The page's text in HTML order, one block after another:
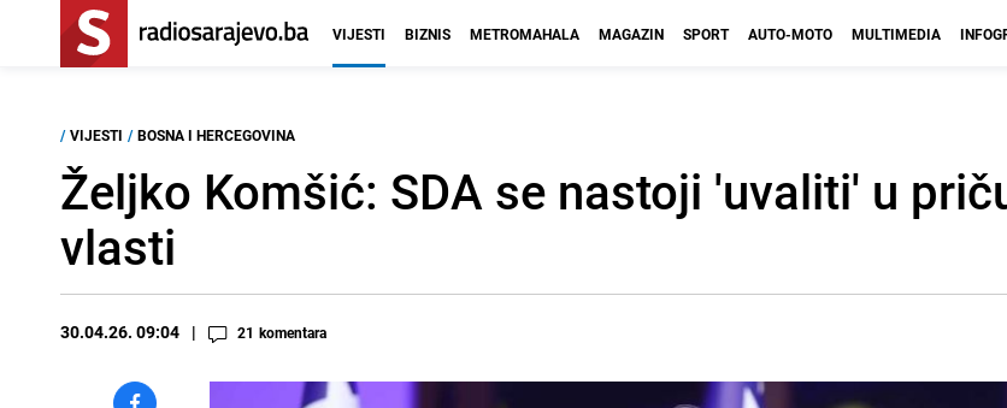
VIJESTI BIZNIS METROMAHALA MAGAZIN SPORT AUTO-MOTO MULTIMEDIA
/ VIJESTI / BOSNA I HERCEGOVINA
Željko Komšić: SDA se nastoji 'uvaliti' u
vlasti
30.04.26. 09:04 21 komentara